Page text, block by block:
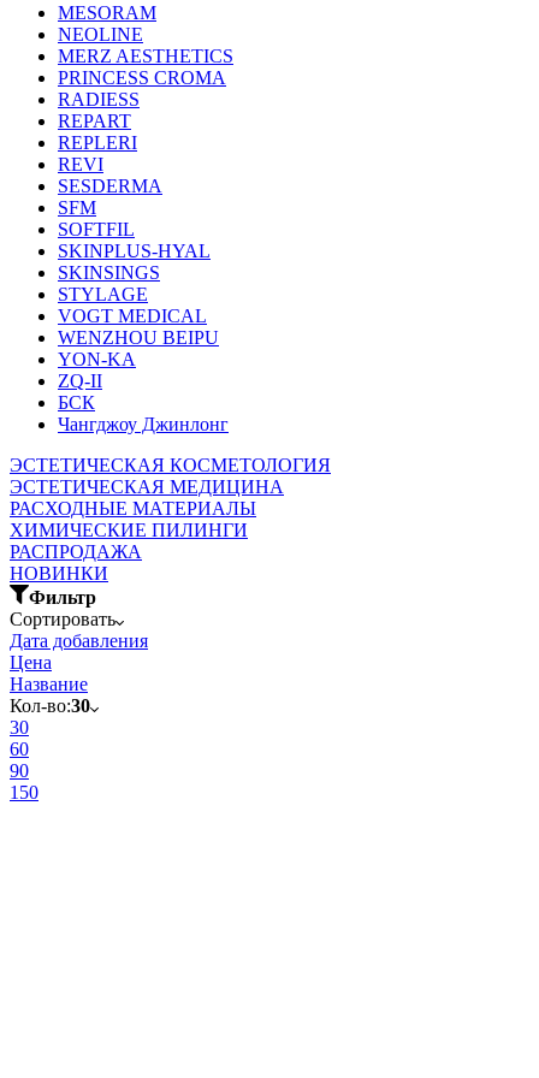
MESORAM
NEOLINE
MERZ AESTHETICS
PRINCESS CROMA
RADIESS
REPART
REPLERI
REVI
SESDERMA
SFM
SOFTFIL
SKINPLUS-HYAL
SKINSINGS
STYLAGE
VOGT MEDICAL
WENZHOU BEIPU
YON-KA
ZQ-II
БСК
Чангджоу Джинлонг
ЭСТЕТИЧЕСКАЯ КОСМЕТОЛОГИЯ
ЭСТЕТИЧЕСКАЯ МЕДИЦИНА
РАСХОДНЫЕ МАТЕРИАЛЫ
ХИМИЧЕСКИЕ ПИЛИНГИ
РАСПРОДАЖА
НОВИНКИ
Фильтр
Сортировать
Дата добавления
Цена
Название
Кол-во:30
30
60
90
150